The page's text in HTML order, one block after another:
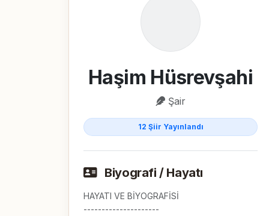
Haşim Hüsrevşahi
Şair
12 Şiir Yayınlandı
Biyografi / Hayatı
HAYATI VE BİYOGRAFİSİ
---------------------